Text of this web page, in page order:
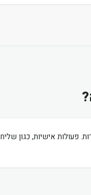
פעולות אישיות, כגון